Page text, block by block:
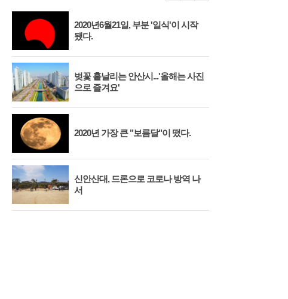
2020년6월21일, 부분 '일식'이 시작
됐다.
벚꽃 흩날리는 안산시...'올해는 사진
으로 즐겨요'
2020년 가장 큰 "보름달"이 떴다.
신안산대, 드론으로 코로나 방역 나
서